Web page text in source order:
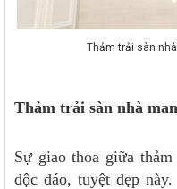
Thảm trải sàn
Thảm trải sàn nhà
Sự giao thoa giữa
độc đáo, tuyệt đẹp